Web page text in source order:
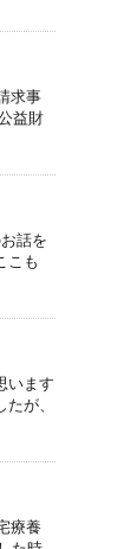
求事
益財
話を
こも
います
が、
療養